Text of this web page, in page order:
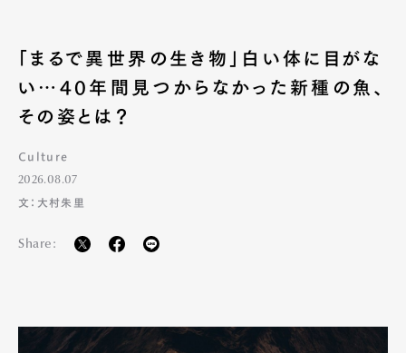
Contact
「まるで異世界の生き物」白い体に目がな
い…40年間見つからなかった新種の魚、
その姿とは？
Culture
2026.08.07
文：大村朱里
Share: